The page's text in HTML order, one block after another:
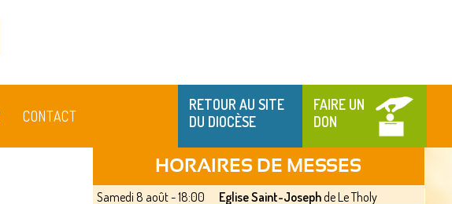
RETOUR AU SITE
DU DIOCÈSE
FAIRE UN
DON
CONTACT
HORAIRES DE MESSES
Samedi 8 août - 18:00 Eglise Saint-Josephde Le Tholy